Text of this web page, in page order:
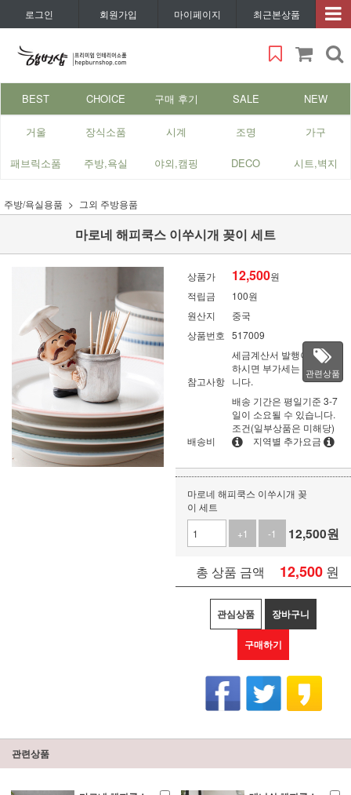
로그인 회원가입 마이페이지 최근본상품
BEST CHOICE 구매 후기 SALE NEW
거울 장식소품 시계 조명 가구
패브릭소품 주방,욕실 야외,캠핑 DECO 시트,벽지
주방/욕실용품 그외 주방용품
마로네 해피쿡스 이쑤시개 꽂이 세트
상품가 12,500원
적립금
100원
원산지
중국
상품번호 517009
참고사항
세금계산서 발행이 필요
하시면 부가세는 별도입
니다.
배송비
배송 기간은 평일기준 3-7
일이 소요될 수 있습니다.
조건(일부상품은 미해당)
지역별 추가요금
관련상품
마로네 해피쿡스 이쑤시개 꽂
이 세트
+1
-1 12,500원
총 상품 금액 12,500 원
관심상품 장바구니
구매하기
관련상품